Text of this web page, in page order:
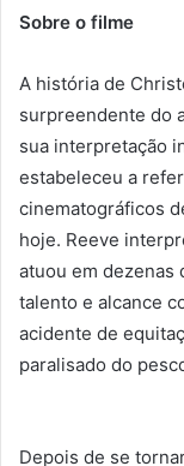
Sobre o filme
A história de
surpreendente do
sua interpretação
estabeleceu a
cinematográficos
hoje. Reeve
atuou em dezenas
talento e alcance
acidente de
paralisado do
Depois de se